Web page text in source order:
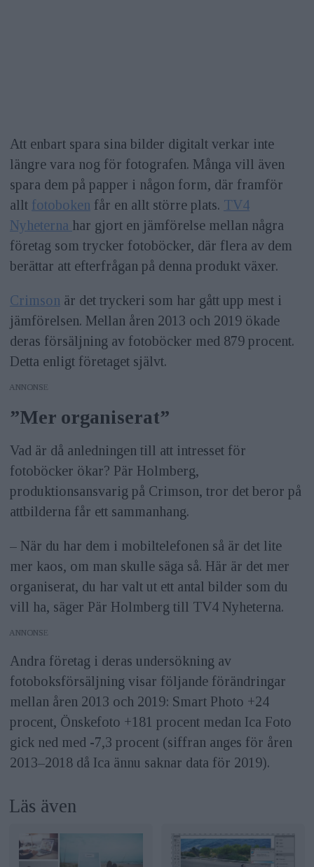
Att enbart spara sina bilder digitalt verkar inte
längre vara nog för fotografen. Många vill även
spara dem på papper i någon form, där framför
allt fotoboken får en allt större plats. TV4
Nyheterna har gjort en jämförelse mellan några
företag som trycker fotoböcker, där flera av dem
berättar att efterfrågan på denna produkt växer.
Crimson är det tryckeri som har gått upp mest i
jämförelsen. Mellan åren 2013 och 2019 ökade
deras försäljning av fotoböcker med 879 procent.
Detta enligt företaget självt.
ANNONS
”Mer organiserat”
Vad är då anledningen till att intresset för
fotoböcker ökar? Pär Holmberg,
produktionsansvarig på Crimson, tror det beror på
attbilderna får ett sammanhang.
– När du har dem i mobiltelefonen så är det lite
mer kaos, om man skulle säga så. Här är det mer
organiserat, du har valt ut ett antal bilder som du
vill ha, säger Pär Holmberg till TV4 Nyheterna.
ANNONS
Andra företag i deras undersökning av
fotoboksförsäljning visar följande förändringar
mellan åren 2013 och 2019: Smart Photo +24
procent, Önskefoto +181 procent medan Ica Foto
gick ned med -7,3 procent (siffran anges för åren
2013–2018 då Ica ännu saknar data för 2019).
Läs även